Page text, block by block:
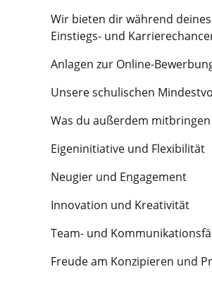
Wir bieten dir während
Einstiegs- und
Anlagen zur Online-
Unsere schulischen
Was du außerdem
Eigeninitiative und Flexibilität
Neugier und Engagement
Innovation und Kreativität
Team- und
Freude am Konzipieren und